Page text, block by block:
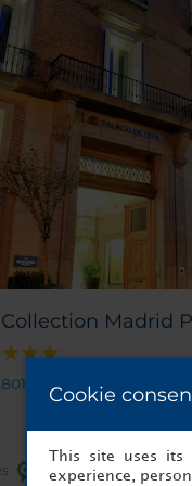
Madrid
Madrid
Cookie
This site uses its
experience,